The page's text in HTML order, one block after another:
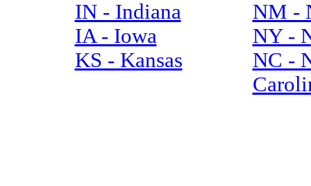
IN - Indiana
IA - Iowa
KS - Kansas
NM -
NY -
NC -